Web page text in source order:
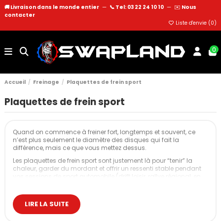
🚚 Livraison dans le monde entier — 📞 Tel: 03 22 24 10 10 — ✉️ Nous
contacter
Liste d'envie (0)
0
Accueil Freinage Plaquettes de frein sport
Plaquettes de frein sport
Quand on commence à freiner fort, longtemps et souvent, ce
n’est plus seulement le diamètre des disques qui fait la
différence, mais ce que vous mettez dessus.
Les plaquettes de frein sport sont justement là pour “tenir” la
chaleur, garder du mordant et offrir un ressenti stable pendant
vos sessions de sport automobile (drift loisir, rallye régional, en
Les différentes plaquettes de frein : standard,
sport et racing
LIRE LA SUITE